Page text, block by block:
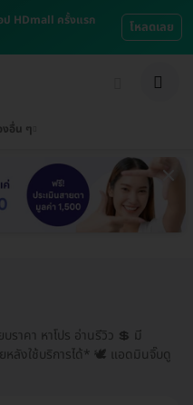
ป HDmall ครั้งแรก
โหลดเลย
งอื่น ๆ
ราคา หาโปร อ่านรีวิว 💲 มี
ลังใช้บริการได้* 🕊️ แอดมินจิ๊บดู